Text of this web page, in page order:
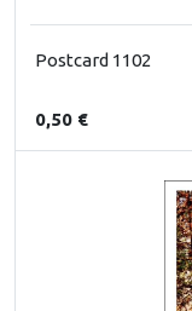
Postcard 1102
0,50 €